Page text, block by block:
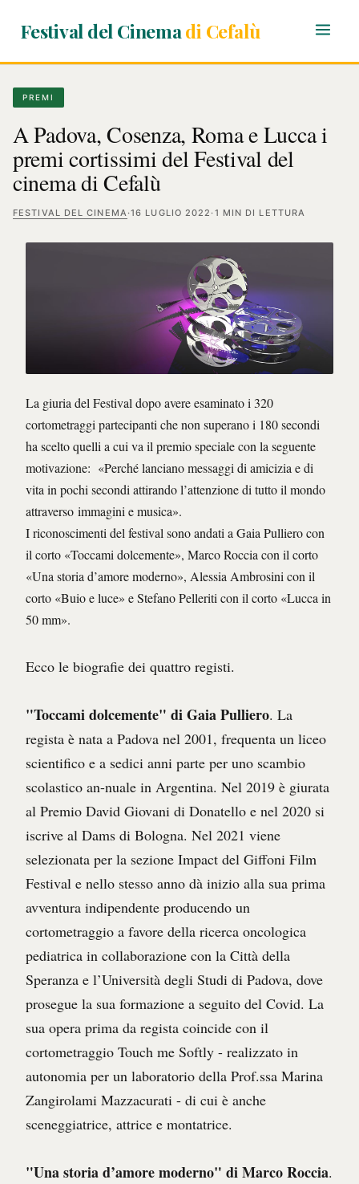
Festival del Cinemadi Cefalù
PREMI
A Padova, Cosenza, Roma e Lucca i
premi cortissimi del Festival del
cinema di Cefalù
FESTIVAL DEL CINEMA·16 LUGLIO 2022 ·1 MIN DI LETTURA
La giuria del Festival dopo avere esaminato i 320
cortometraggi partecipanti che non superano i 180 secondi
ha scelto quelli a cui va il premio speciale con la seguente
motivazione: «Perché lanciano messaggi di amicizia e di
vita in pochi secondi attirando l’attenzione di tutto il mondo
attraverso immagini e musica».
I riconoscimenti del festival sono andati a Gaia Pulliero con
il corto «Toccami dolcemente», Marco Roccia con il corto
«Una storia d’amore moderno», Alessia Ambrosini con il
corto «Buio e luce» e Stefano Pelleriti con il corto «Lucca in
50 mm».
Ecco le biografie dei quattro registi.
"Toccami dolcemente" di Gaia Pulliero. La
regista è nata a Padova nel 2001, frequenta un liceo
scientifico e a sedici anni parte per uno scambio
scolastico an-nuale in Argentina. Nel 2019 è giurata
al Premio David Giovani di Donatello e nel 2020 si
iscrive al Dams di Bologna. Nel 2021 viene
selezionata per la sezione Impact del Giffoni Film
Festival e nello stesso anno dà inizio alla sua prima
avventura indipendente producendo un
cortometraggio a favore della ricerca oncologica
pediatrica in collaborazione con la Città della
Speranza e l’Università degli Studi di Padova, dove
prosegue la sua formazione a seguito del Covid. La
sua opera prima da regista coincide con il
cortometraggio Touch me Softly - realizzato in
autonomia per un laboratorio della Prof.ssa Marina
Zangirolami Mazzacurati - di cui è anche
sceneggiatrice, attrice e montatrice.
"Una storia d’amore moderno" di Marco Roccia.